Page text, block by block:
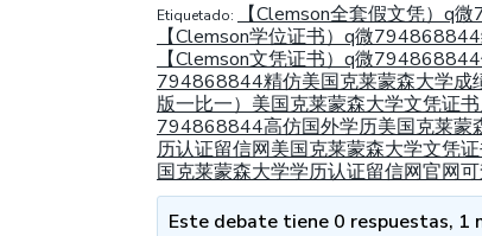
Etiquetado:
【Clemson全套假文凭）q
【Clemson学位证书）q微
【Clemson文凭证书）q微
794868844精仿美国克莱蒙森大学成
版一比一）美国克莱蒙森大学文凭证
794868844高仿国外学历美国克莱蒙
历认证留信网美国克莱蒙森大学文凭
国克莱蒙森大学学历认证留信网官网
Este debate tiene 0 respuestas, 1